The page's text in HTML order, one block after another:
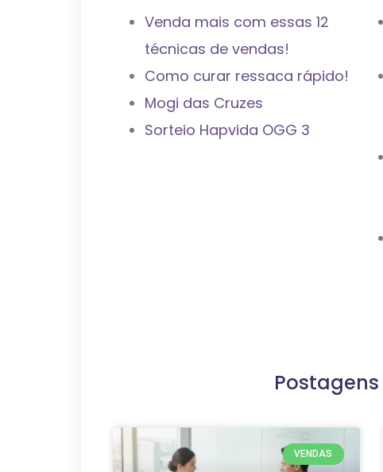
Venda mais com essas 12
técnicas de vendas!
Como curar ressaca rápido!
Mogi das Cruzes
Sorteio Hapvida OGG 3
VENDAS